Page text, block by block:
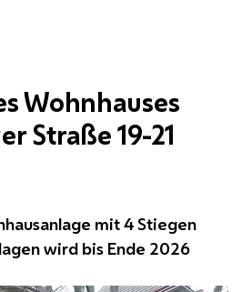
Wohnhauses
Straße 19-21
mit 4 Stiegen
wird bis Ende 2026